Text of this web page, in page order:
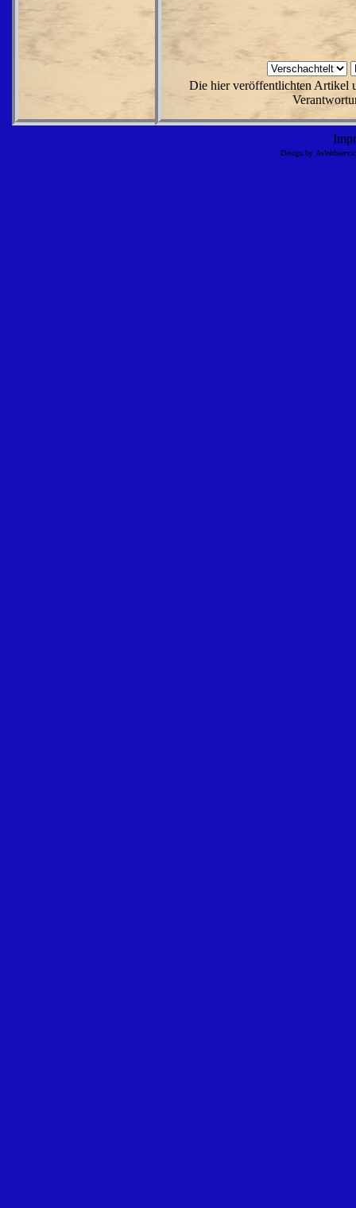
Die hier veröffentlichten Artikel
Design by